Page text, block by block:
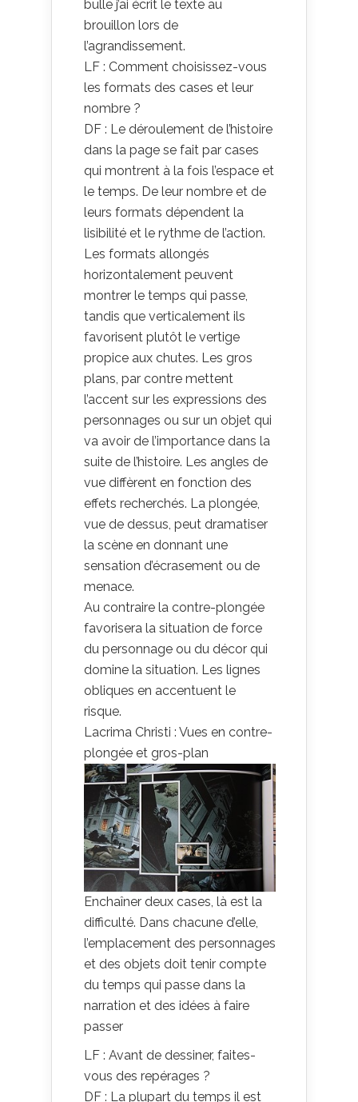
bulle j’ai écrit le texte au
brouillon lors de
l’agrandissement.
LF : Comment choisissez-vous
les formats des cases et leur
nombre ?
DF : Le déroulement de l’histoire
dans la page se fait par cases
qui montrent à la fois l’espace et
le temps. De leur nombre et de
leurs formats dépendent la
lisibilité et le rythme de l’action.
Les formats allongés
horizontalement peuvent
montrer le temps qui passe,
tandis que verticalement ils
favorisent plutôt le vertige
propice aux chutes. Les gros
plans, par contre mettent
l’accent sur les expressions des
personnages ou sur un objet qui
va avoir de l’importance dans la
suite de l’histoire. Les angles de
vue diffèrent en fonction des
effets recherchés. La plongée,
vue de dessus, peut dramatiser
la scène en donnant une
sensation d’écrasement ou de
menace.
Au contraire la contre-plongée
favorisera la situation de force
du personnage ou du décor qui
domine la situation. Les lignes
obliques en accentuent le
risque.
Lacrima Christi : Vues en contre-
plongée et gros-plan
Enchaîner deux cases, là est la
difficulté. Dans chacune d’elle,
l’emplacement des personnages
et des objets doit tenir compte
du temps qui passe dans la
narration et des idées à faire
passer
LF : Avant de dessiner, faites-
vous des repérages ?
DF : La plupart du temps il est